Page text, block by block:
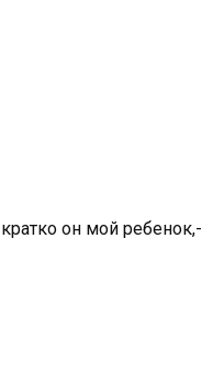
он мой ребенок,-